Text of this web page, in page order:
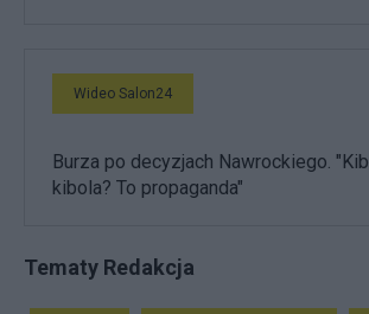
Wideo Salon24
Burza po decyzjach Nawrockiego.
kibola? To propaganda"
Tematy Redakcja